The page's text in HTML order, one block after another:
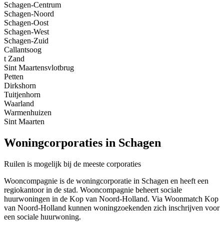
Schagen-Centrum
Schagen-Noord
Schagen-Oost
Schagen-West
Schagen-Zuid
Callantsoog
t Zand
Sint Maartensvlotbrug
Petten
Dirkshorn
Tuitjenhorn
Waarland
Warmenhuizen
Sint Maarten
Woningcorporaties in Schagen
Ruilen is mogelijk bij de meeste corporaties
Wooncompagnie is de woningcorporatie in Schagen en heeft een
regiokantoor in de stad. Wooncompagnie beheert sociale
huurwoningen in de Kop van Noord-Holland. Via Woonmatch Kop
van Noord-Holland kunnen woningzoekenden zich inschrijven voor
een sociale huurwoning.